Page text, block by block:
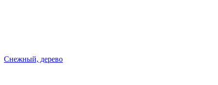
Снежный, дерево